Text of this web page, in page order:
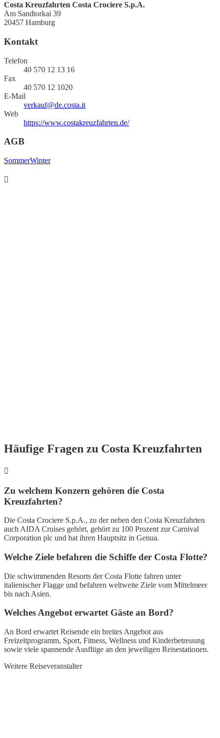
Costa Kreuzfahrten Costa Crociere S.p.A.
Am Sandtorkai 39
20457 Hamburg
Kontakt
Telefon
40 570 12 13 16
Fax
40 570 12 1020
E-Mail
verkauf@de.costa.it
Web
https://www.costakreuzfahrten.de/
AGB
SommerWinter
Häufige Fragen zu Costa Kreuzfahrten
Zu welchem Konzern gehören die Costa
Kreuzfahrten?
Die Costa Crociere S.p.A., zu der neben den Costa Kreuzfahrten
auch AIDA Cruises gehört, gehört zu 100 Prozent zur Carnival
Corporation plc und hat ihren Hauptsitz in Genua.
Welche Ziele befahren die Schiffe der Costa Flotte?
Die schwimmenden Resorts der Costa Flotte fahren unter
italienischer Flagge und befahren weltweite Ziele vom Mittelmeer
bis nach Asien.
Welches Angebot erwartet Gäste an Bord?
An Bord erwartet Reisende ein breites Angebot aus
Freizeitprogramm, Sport, Fitness, Wellness und Kinderbetreuung
sowie viele spannende Ausflüge an den jeweiligen Reisestationen.
Weitere Reiseveranstalter